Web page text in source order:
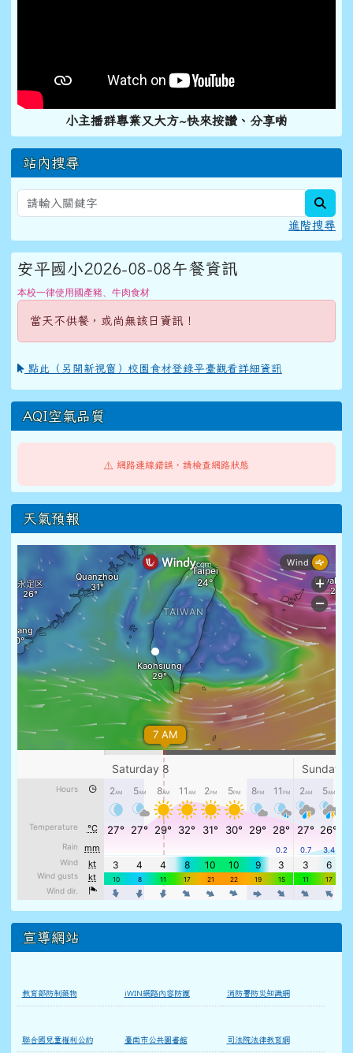
小主播群專業又大方~快來按讚、分享喲
站內搜尋
進階搜尋
安平國小2026-08-08午餐資訊
本校一律使用國產豬、牛肉食材
當天不供餐，或尚無該日資訊！
點此（另開新視窗）校園食材登錄平臺觀看詳細資訊
AQI空氣品質
⚠️ 網路連線錯誤，請檢查網路狀態
天氣預報
宣導網站
教育部防制藥物 iWIN網路內容防護 消防署防災知識網
聯合國兒童權利公約 臺南市公共圖書館 司法院法律教育網